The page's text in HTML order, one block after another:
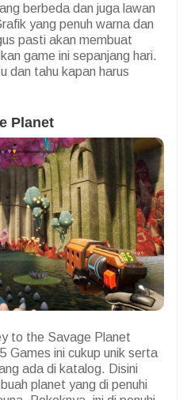
berbeda dan juga lawan
yang penuh warna dan
pasti akan membuat
game ini sepanjang hari.
dan tahu kapan harus
Planet
to the Savage Planet
Games ini cukup unik serta
ada di katalog. Disini
planet yang di penuhi